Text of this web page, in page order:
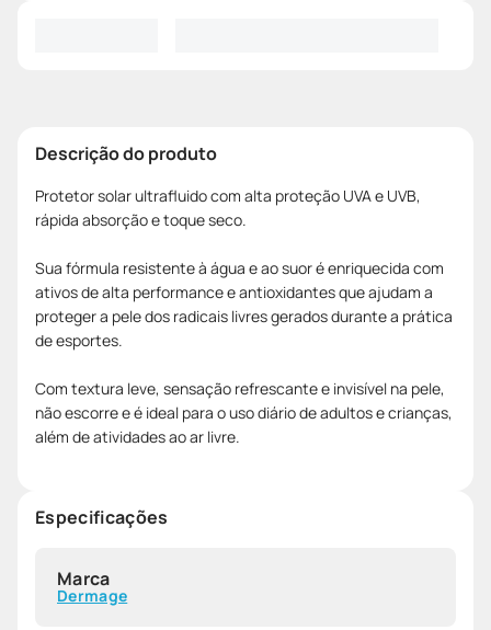
Descrição do produto
Protetor solar ultrafluido com alta proteção UVA e UVB,
rápida absorção e toque seco.
Sua fórmula resistente à água e ao suor é enriquecida com
ativos de alta performance e antioxidantes que ajudam a
proteger a pele dos radicais livres gerados durante a prática
de esportes.
Com textura leve, sensação refrescante e invisível na pele,
não escorre e é ideal para o uso diário de adultos e crianças,
além de atividades ao ar livre.
Especificações
Marca
Dermage